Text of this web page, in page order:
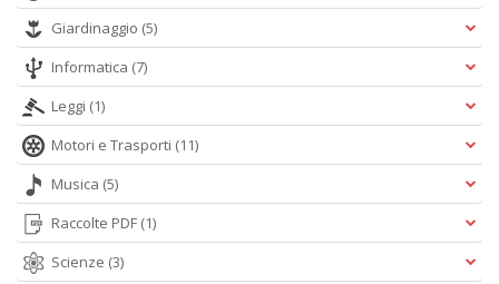
Giardinaggio (5)
Informatica (7)
Leggi (1)
Motori e Trasporti (11)
Musica (5)
Raccolte PDF (1)
Scienze (3)